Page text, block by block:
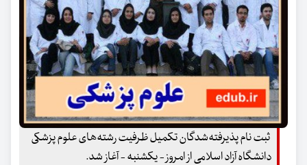
ثبت نام پذیرفته‌شدگان تکمیل ظرفیت رشته‌های علوم پزشکی
دانشگاه آزاد اسلامی از امروز - یکشنبه - آغاز شد.